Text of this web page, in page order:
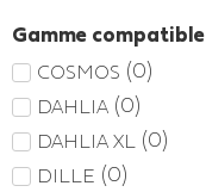
Gamme compatible
COSMOS (0)
DAHLIA (0)
DAHLIA XL (0)
DILLE (0)